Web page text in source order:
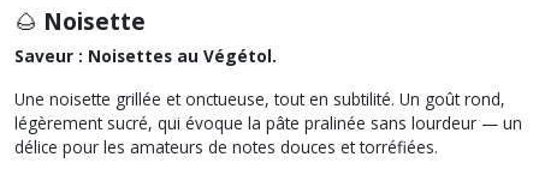
🌰 Noisette
Saveur : Noisettes au Végétol.
Une noisette grillée et onctueuse, tout en subtilité. Un goût rond,
légèrement sucré, qui évoque la pâte pralinée sans lourdeur — un
délice pour les amateurs de notes douces et torréfiées.